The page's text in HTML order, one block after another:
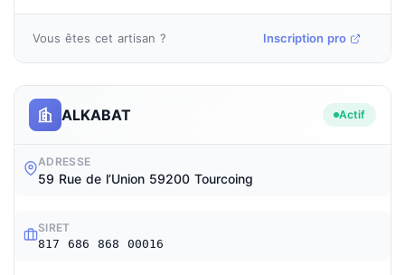
Vous êtes cet artisan ? Inscription pro
ALKABAT Actif
ADRESSE
59 Rue de l’Union 59200 Tourcoing
SIRET
817 686 868 00016